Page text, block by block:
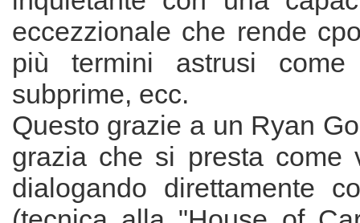
eccezzionale che rende
più termini astrusi
subprime, ecc.
Questo grazie a un Ryan
grazia che si presta come
dialogando direttamente